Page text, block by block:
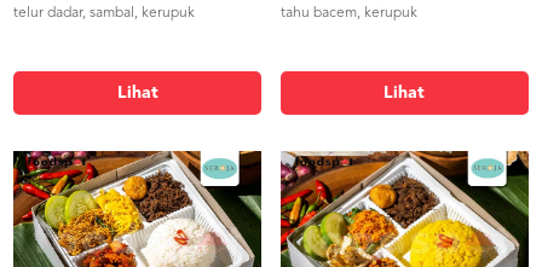
telur dadar, sambal, kerupuk
Lihat
tahu bacem, kerupuk
Lihat